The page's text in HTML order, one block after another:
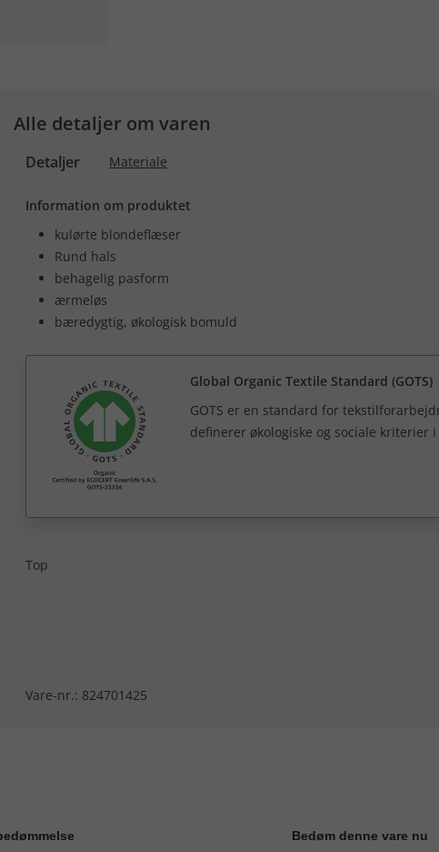
Alle detaljer om varen
Detaljer Materiale
Information om produktet
kulørte blondeflæser
Rund hals
behagelig pasform
ærmeløs
bæredygtig, økologisk bomuld
Global Organic Textile Standard (GOTS)
GOTS er en standard for
definerer økologiske og sociale kriterier
Top
Vare-nr.: 824701425